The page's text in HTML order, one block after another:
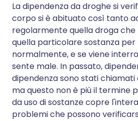
La dipendenza da droghe si
corpo si è abituato così tanto
regolarmente quella droga che
quella particolare sostanza per
normalmente, e se viene
sente male. In passato,
dipendenza sono stati chiamati
ma questo non è più il termine
da uso di sostanze copre
problemi che possono